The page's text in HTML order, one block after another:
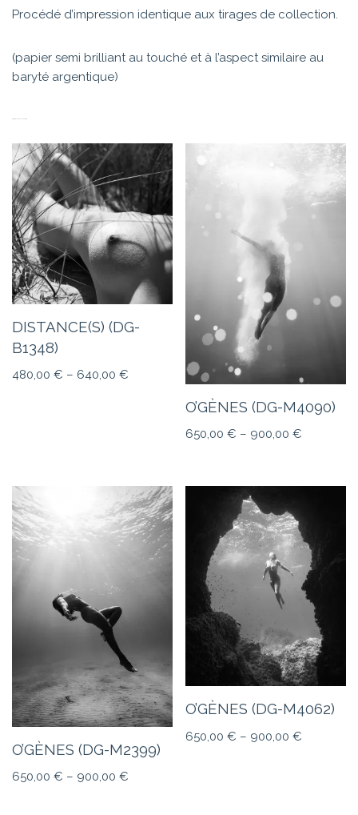
Procédé d’impression identique aux tirages de collection.
(papier semi brilliant au touché et à l’aspect similaire au
baryté argentique)
DISTANCE(S) (DG-
B1348)
480,00 € – 640,00 €
O’GÈNES (DG-M4090)
650,00€ – 900,00€
O’GÈNES (DG-M2399)
650,00 € – 900,00 €
O’GÈNES (DG-M4062)
650,00€ – 900,00€